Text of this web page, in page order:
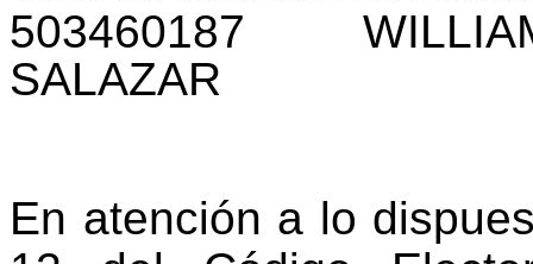
503460187
SALAZAR
En atención a lo